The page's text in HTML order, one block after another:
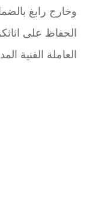
وخارج رابغ
الحفاظ على
العاملة الفنية